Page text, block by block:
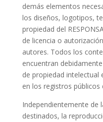
demás elementos
los diseños, logotipos,
propiedad del
de licencia o
autores. Todos los
encuentran
de propiedad intelectual
en los registros públicos
Independientemente de
destinados, la